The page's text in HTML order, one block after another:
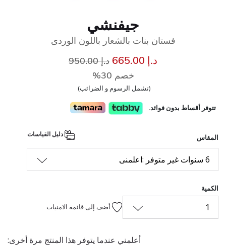
جيفنشي
فستان بنات بالشعار باللون الوردى
د.إ 665.00 سعر مخفض مند.إ 950.00
إلى
خصم 30%
(تشمل الرسوم و الضرائب)
تتوفر أقساط بدون فوائد.
المقاس
6 سنوات غير متوفر :اعلمنى
الكمية
1 أضف إلى قائمة الامنيات
أعلمني عندما يتوفر هذا المنتج مرة أخرى: